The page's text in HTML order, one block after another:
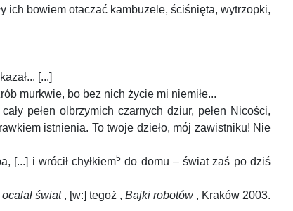
ich bowiem otaczać kambuzele, ściśnięta, wytrzopki,
[...]
murkwie, bo bez nich życie mi niemiłe...
pełen olbrzymich czarnych dziur, pełen Nicości,
istnienia. To twoje dzieło, mój zawistniku! Nie
[...] i wrócił chyłkiem5 do domu – świat zaś po dziś
świat, [w:] tegoż , Bajki robotów, Kraków 2003.